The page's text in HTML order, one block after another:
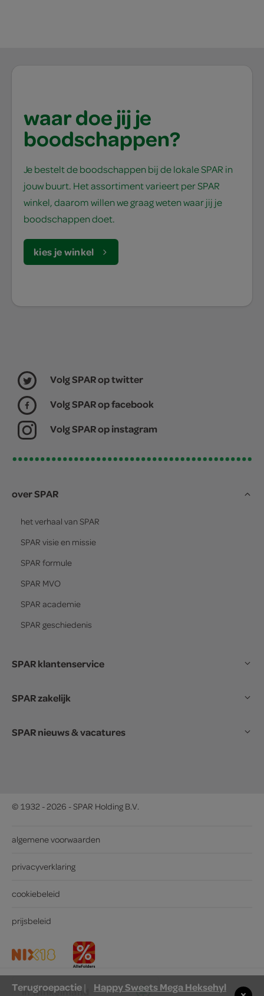
in winkelmand
waar doe jij je
boodschappen?
Je bestelt de boodschappen bij de lokale SPAR in
jouw buurt. Het assortiment varieert per SPAR
winkel, daarom willen we graag weten waar jij je
boodschappen doet.
kies je winkel
Volg SPAR op twitter
Volg SPAR op facebook
Volg SPAR op instagram
over SPAR
het verhaal van SPAR
SPAR visie en missie
SPAR formule
SPAR MVO
SPAR academie
SPAR geschiedenis
SPAR klantenservice
SPAR zakelijk
SPAR nieuws & vacatures
© 1932 - 2026 - SPAR Holding B.V.
algemene voorwaarden
privacyverklaring
cookiebeleid
prijsbeleid
Terugroepactie| Happy Sweets Mega Heksehyl